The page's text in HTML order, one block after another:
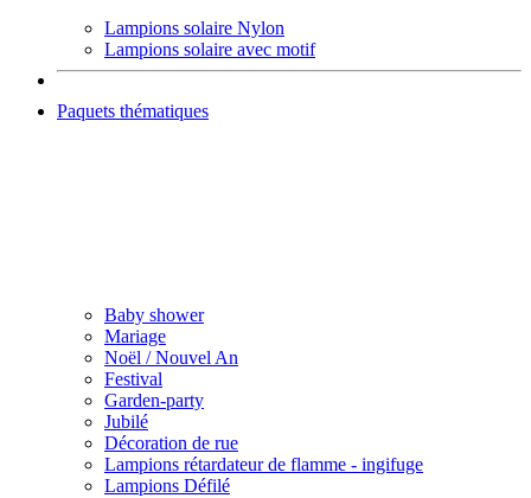
Lampions solaire Nylon
Lampions solaire avec motif
Paquets thématiques
Baby shower
Mariage
Noël / Nouvel An
Festival
Garden-party
Jubilé
Décoration de rue
Lampions rétardateur de flamme - ingifuge
Lampions Défilé